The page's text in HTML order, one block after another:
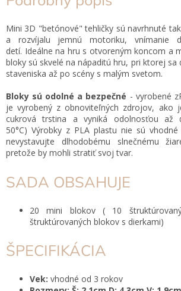
Mini 3D "betónové" tehličky sú navrhnuté
a rozvíjalu jemnú motoriku, vnímanie
detí. Ideálne na hru s otvoreným koncom a
bloky sú skvelé na nápaditú hru, pri ktorej
staveniska až po scény s malým svetom.
Bloky sú odolné a bezpečné - vyrobené z
je vyrobený z obnoviteľných zdrojov, ako
cukrová trstina a vyniká odolnosťou až
50°C) Výrobky z PLA plastu nie sú
nevystavujte dlhodobému slnečnému
pretože by mohli stratiť svoj tvar.
SADA OBSAHUJE
20 mini blokov ( 10
štruktúrovaných blokov s dierkami)
ŠPECIFIKÁCIA
Vek: vhodné od 3 rokov